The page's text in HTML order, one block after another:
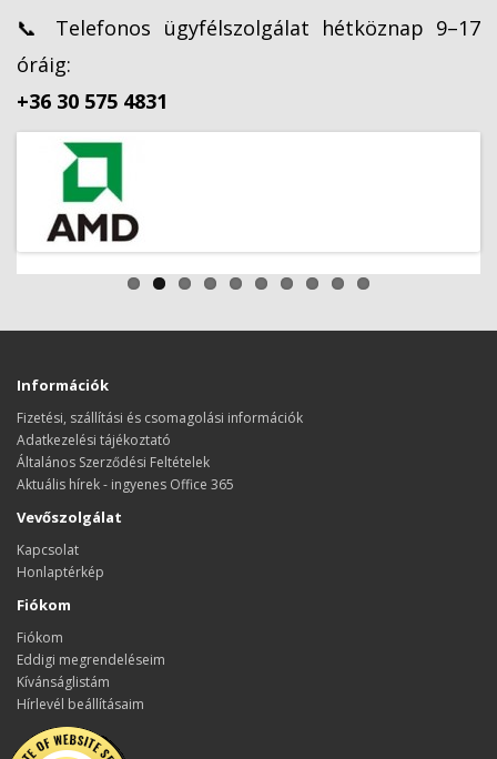
📞 Telefonos ügyfélszolgálat hétköznap 9–17
óráig:
+36 30 575 4831
Információk
Fizetési, szállítási és csomagolási információk
Adatkezelési tájékoztató
Általános Szerződési Feltételek
Aktuális hírek - ingyenes Office 365
Vevőszolgálat
Kapcsolat
Honlaptérkép
Fiókom
Fiókom
Eddigi megrendeléseim
Kívánságlistám
Hírlevél beállításaim